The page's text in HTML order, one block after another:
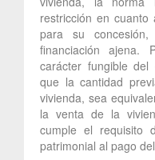
restricción en cuanto
para su
financiación
carácter fungible del
que la cantidad
vivienda, sea
la venta de la
cumple el requisito
patrimonial al pago